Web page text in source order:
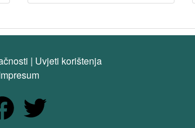
| Uvjeti korištenja